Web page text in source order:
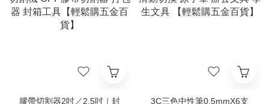
膠帶切割器2吋／2.5吋｜封
3C三色中性筆0.5mmX6支